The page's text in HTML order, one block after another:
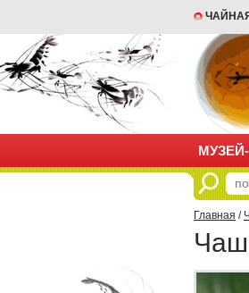
Главная /